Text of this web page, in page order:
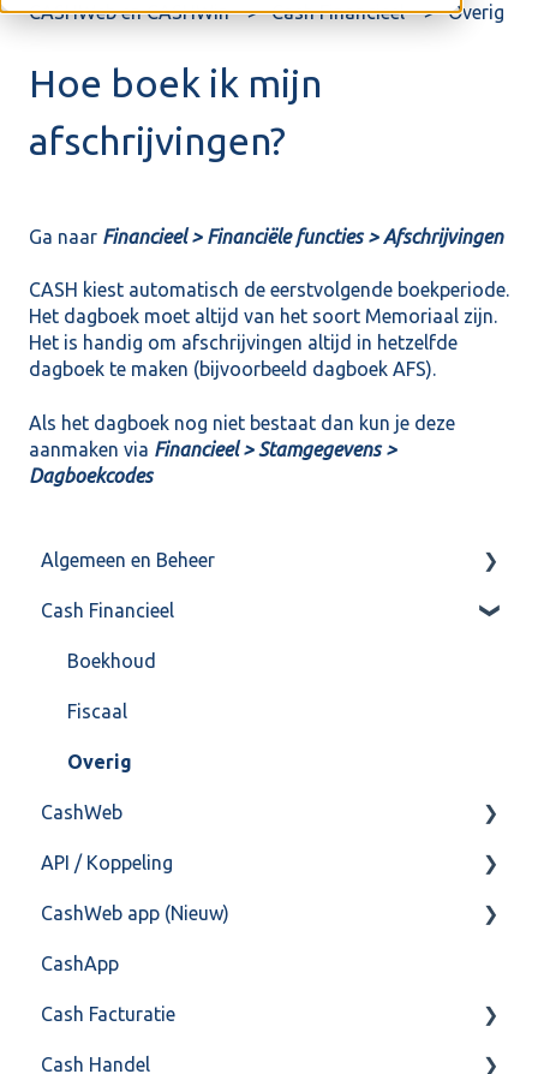
CASHWeb en CASHWin Cash Financieel Overig
Hoe boek ik mijn
afschrijvingen?
Ga naar Financieel > Financiële functies > Afschrijvingen
CASH kiest automatisch de eerstvolgende boekperiode.
Het dagboek moet altijd van het soort Memoriaal zijn.
Het is handig om afschrijvingen altijd in hetzelfde
dagboek te maken (bijvoorbeeld dagboek AFS).
Als het dagboek nog niet bestaat dan kun je deze
aanmaken via Financieel > Stamgegevens >
Dagboekcodes
Algemeen en Beheer
Bank(koppeling)
Import/Export
Postbus
Training & Consultancy
Overig
Cash Financieel
Boekhoud
Fiscaal
Overig
CashWeb
CashHero Layout
Mailen vanuit CASHWeb
Algemeen gebruik
API / Koppeling
Algemeen
Api 3.0 (SOAP API)
API 4.0 (REST API)
CashWeb app (Nieuw)
Veel gestelde vragen
CashApp
Cash Facturatie
Factureren
Cash Handel